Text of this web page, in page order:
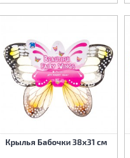
Крылья Бабочки 38х31 см